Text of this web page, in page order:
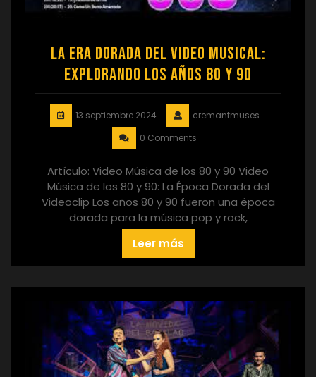
La Era Dorada del Video Musical:
Explorando los Años 80 y 90
13 septiembre 2024
cremantmuses
0 Comments
Artículo: Video Música de los 80 y 90 Video
Música de los 80 y 90: La Época Dorada del
Videoclip Los años 80 y 90 fueron una época
dorada para la música pop y rock,
Leer más